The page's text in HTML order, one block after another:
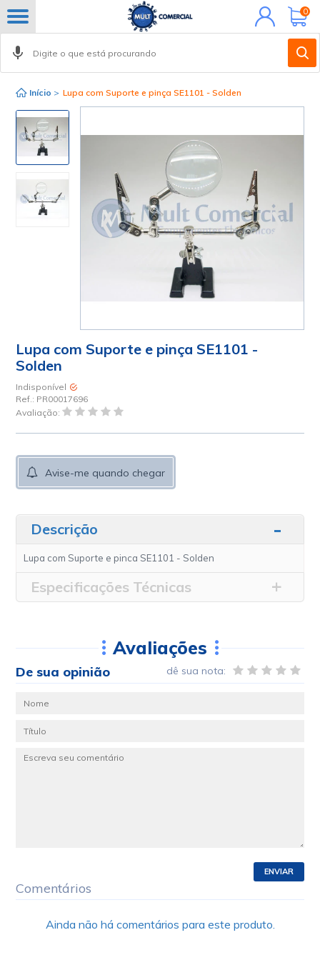
Minha
conta
0
Início > Lupa com Suporte e pinça SE1101 - Solden
Lupa com Suporte e pinça SE1101 -
Solden
Indisponível
Ref.: PR00017696
Avaliação:
Avise-me quando chegar
Descrição
Lupa com Suporte e pinca SE1101 - Solden
Especificações Técnicas
Avaliações
De sua opinião dê sua nota:
ENVIAR
Comentários
Ainda não há comentários para este produto.